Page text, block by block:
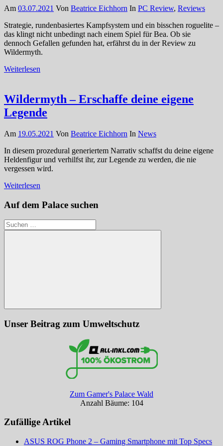
Am 03.07.2021 Von Beatrice Eichhorn In PC Review, Reviews
Strategie, rundenbasiertes Kampfsystem und ein bisschen roguelite –
das klingt nicht unbedingt nach einem Spiel für Bea. Ob sie
dennoch Gefallen gefunden hat, erfährst du in der Review zu
Wildermyth.
Weiterlesen
Wildermyth – Erschaffe deine eigene
Legende
Am 19.05.2021 Von Beatrice Eichhorn In News
In diesem prozedural generiertem Narrativ schaffst du deine eigene
Heldenfigur und verhilfst ihr, zur Legende zu werden, die nie
vergessen wird.
Weiterlesen
Auf dem Palace suchen
Suchen
nach:
Suchen
Unser Beitrag zum Umweltschutz
Zum Gamer's Palace Wald
Anzahl Bäume: 104
Zufällige Artikel
ASUS ROG Phone 2 – Gaming Smartphone mit Top Specs